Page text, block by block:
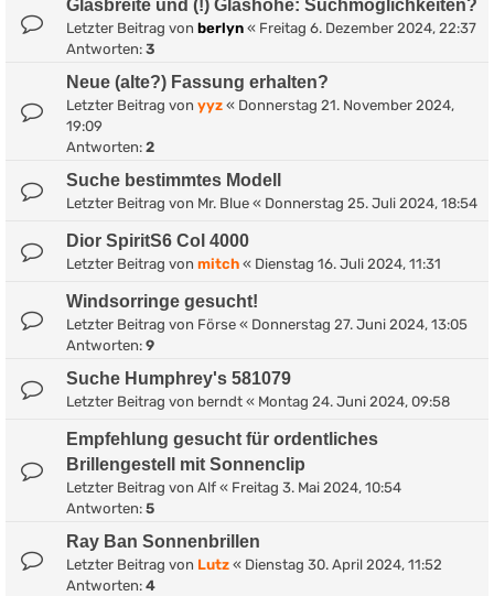
Glasbreite und (!) Glashöhe: Suchmöglichkeiten?
Letzter Beitrag von berlyn « Freitag 6. Dezember 2024, 22:37
Antworten: 3
Neue (alte?) Fassung erhalten?
Letzter Beitrag von yyz « Donnerstag 21. November 2024,
19:09
Antworten: 2
Suche bestimmtes Modell
Letzter Beitrag von Mr. Blue « Donnerstag 25. Juli 2024, 18:54
Dior SpiritS6 Col 4000
Letzter Beitrag von mitch « Dienstag 16. Juli 2024, 11:31
Windsorringe gesucht!
Letzter Beitrag von Förse « Donnerstag 27. Juni 2024, 13:05
Antworten: 9
Suche Humphrey's 581079
Letzter Beitrag von berndt « Montag 24. Juni 2024, 09:58
Empfehlung gesucht für ordentliches
Brillengestell mit Sonnenclip
Letzter Beitrag von Alf « Freitag 3. Mai 2024, 10:54
Antworten: 5
Ray Ban Sonnenbrillen
Letzter Beitrag von Lutz « Dienstag 30. April 2024, 11:52
Antworten: 4